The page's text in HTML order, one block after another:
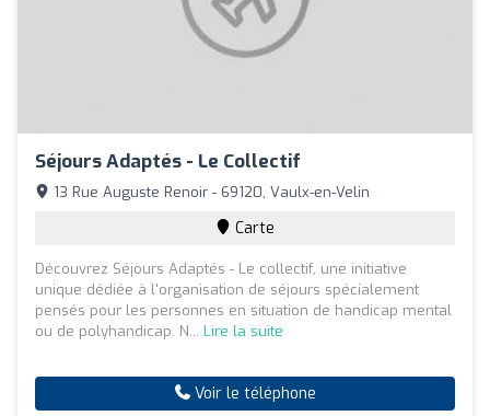
Séjours Adaptés - Le Collectif
13 Rue Auguste Renoir - 69120, Vaulx-en-Velin
Carte
Découvrez Séjours Adaptés - Le collectif, une initiative
unique dédiée à l'organisation de séjours spécialement
pensés pour les personnes en situation de handicap mental
ou de polyhandicap. N... Lire la suite
Voir le téléphone